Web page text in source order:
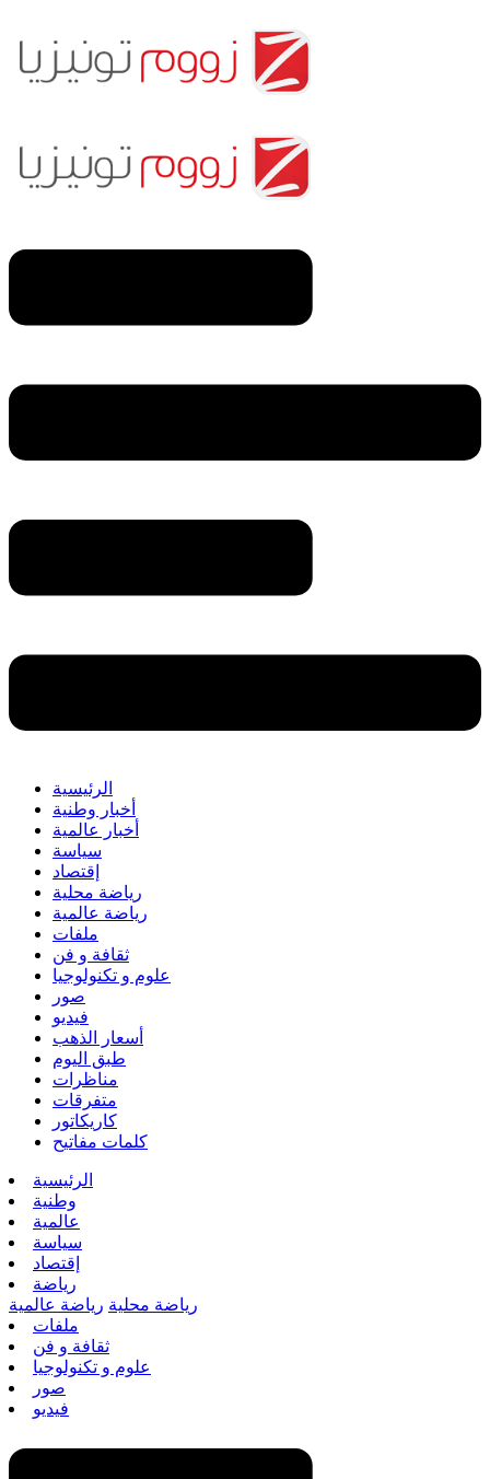
الرئيسية
أخبار وطنية
أخبار عالمية
سياسة
إقتصاد
رياضة محلية
رياضة عالمية
ملفات
ثقافة و فن
علوم و تكنولوجيا
صور
فيديو
أسعار الذهب
طبق اليوم
مناظرات
متفرقات
كاريكاتور
كلمات مفاتيح
الرئيسية
وطنية
عالمية
سياسة
إقتصاد
رياضة
رياضة محلية رياضة عالمية
ملفات
ثقافة و فن
علوم و تكنولوجيا
صور
فيديو